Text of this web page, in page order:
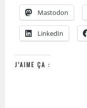
Mastodon
LinkedIn
J’AIME ÇA :